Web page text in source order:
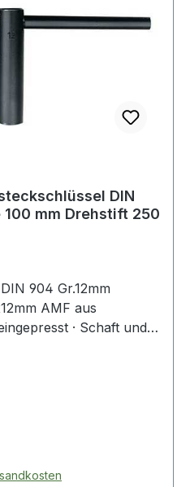
DIN
100 mm Drehstift 250
904 Gr.12mm
AMF aus
· Schaft und